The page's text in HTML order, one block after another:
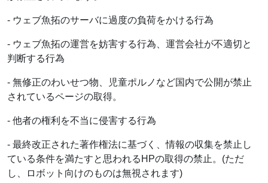
- ウェブ魚拓のサーバに過度の負荷をかける行為
- ウェブ魚拓の運営を妨害する行為、運営会社が不適切と
判断する行為
- 無修正のわいせつ物、児童ポルノなど国内で公開が禁止
されているページの取得。
- 他者の権利を不当に侵害する行為
- 最終改正された著作権法に基づく、情報の収集を禁止し
ている条件を満たすと思われるHPの取得の禁止。(ただ
し、ロボット向けのものは無視されます)